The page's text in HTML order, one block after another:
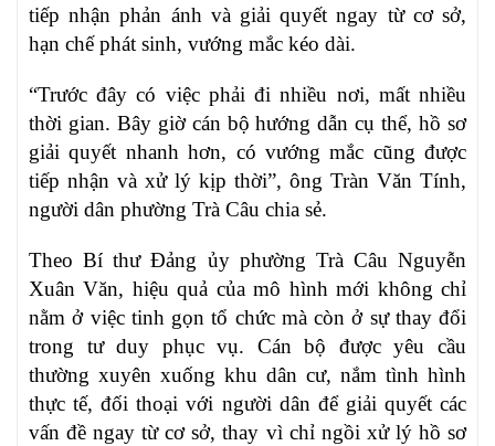
tiếp nhận phản ánh và giải quyết ngay từ cơ sở,
hạn chế phát sinh, vướng mắc kéo dài.
“Trước đây có việc phải đi nhiều nơi, mất nhiều
thời gian. Bây giờ cán bộ hướng dẫn cụ thể, hồ sơ
giải quyết nhanh hơn, có vướng mắc cũng được
tiếp nhận và xử lý kịp thời”, ông Tràn Văn Tính,
người dân phường Trà Câu chia sẻ.
Theo Bí thư Đảng ủy phường Trà Câu Nguyễn
Xuân Văn, hiệu quả của mô hình mới không chỉ
nằm ở việc tinh gọn tổ chức mà còn ở sự thay đổi
trong tư duy phục vụ. Cán bộ được yêu cầu
thường xuyên xuống khu dân cư, nắm tình hình
thực tế, đối thoại với người dân để giải quyết các
vấn đề ngay từ cơ sở, thay vì chỉ ngồi xử lý hồ sơ